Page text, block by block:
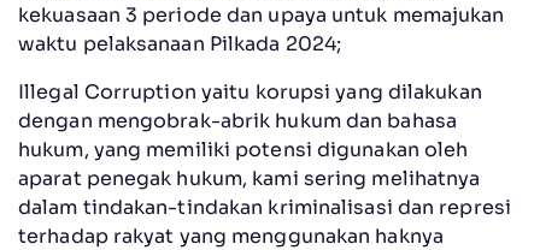
kekuasaan 3 periode dan upaya untuk memajukan
waktu pelaksanaan Pilkada 2024;
Illegal Corruption yaitu korupsi yang dilakukan
dengan mengobrak-abrik hukum dan bahasa
hukum, yang memiliki potensi digunakan oleh
aparat penegak hukum, kami sering melihatnya
dalam tindakan-tindakan kriminalisasi dan represi
terhadap rakyat yang menggunakan haknya